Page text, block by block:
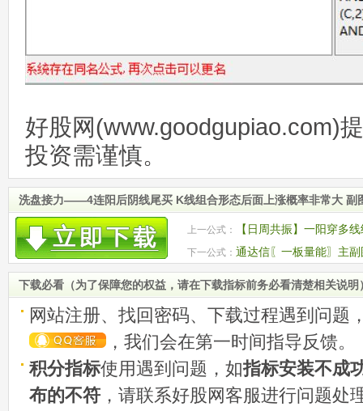
好股网(www.goodgupiao.com)
投资需谨慎。
洗盘接力——4连阳后阴线尾买 K线组合形态后面上涨概率非常大 副
上一公式：
【日周共振】一阳穿多
涨停股一进二选股策略
下一公式： 通达信〖一板量能〗主
下载必看（为了保障您的权益，请在下载指标前务必看清楚相关说明
网站注册、找回密码、下载过程遇到问题
，我们会在第一时间指导反馈。
积分指标使用遇到问题，如指标安装不成
布的不符 ，请联系好股网客服进行问题处